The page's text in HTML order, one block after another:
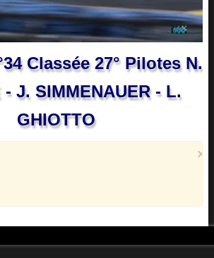
Classée 27° Pilotes N.
J. SIMMENAUER - L.
GHIOTTO
×